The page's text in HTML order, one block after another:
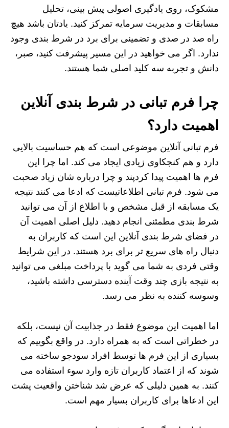
مشکوک، روی یادگیری اصولی پیش بینی، تحلیل
مسابقات و مدیریت سرمایه تمرکز کنید. یادتان باشد هیچ
راه صد در صدی و تضمینی برای برد در شرط بندی وجود
ندارد. اگر می خواهید در این مسیر پیشرفت کنید، صبر،
دانش و تجربه سه کلید اصلی شما هستند.
چرا فرم تبانی در شرط‌ بندی آنلاین
اهمیت دارد؟
فرم تبانی آنلاین موضوعی است که هم حساسیت بالایی
دارد و هم کنجکاوی زیادی ایجاد می‌ کند. اما چرا این
فرم‌ ها اهمیت پیدا کردپند و چرا درباره‌ شان زیاد صحبت
می‌ شود. فرم تبانی اطلاعاتیست که ادعا می‌ کنند نتیجه
یک مسابقه از قبل مشخص و با اطلاع از آن می‌ توانید
شرط بندی مطمئنی انجام دهید. دلیل اصلی اهمیت آن
در فضای شرط بندی آنلاین این است که کاربران به
دنبال راه‌ های سریع‌ تر برای برد هستند. در این شرایط
وقتی فردی به شما می‌ گوید با پرداخت مبلغی می‌ توانید
به نتیجه بازی چند وقت آینده دسترسی داشته باشید،
وسوسه‌ کننده به نظر می‌ رسد.
اما اهمیت این موضوع فقط در جذابیت آن نیست، بلکه
در خطراتی است که به همراه دارد. در واقع بگوییم که
بسیاری از این فرم‌ ها توسط افراد سودجو ساخته می‌
شوند که از اعتماد کاربران تازه‌ وارد سوء استفاده می‌
کنند. به همین دلیلی که عرض شد شناختن واقعیت پشت
این ادعاها برای کاربران بسیار مهم است.